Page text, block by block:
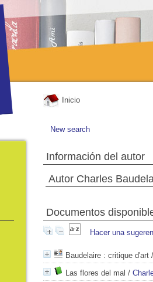
Inicio
New search
Información del autor
Autor Charles
Documentos
Hacer una
Baudelaire : critique d'art
Las flores del mal /